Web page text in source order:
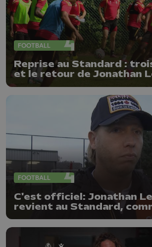
FOOTBALL
Reprise au Standard :
et le retour de Jonathan
FOOTBALL
C'est officiel: Jonathan
revient au Standard,
entraîneur adjoint